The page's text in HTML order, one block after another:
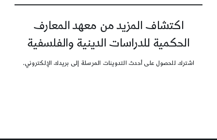
اكتشاف المزيد من معهد المعارف
الحكمية للدراسات الدينية والفلسفية
اشترك للحصول على أحدث التدوينات المرسلة إلى بريدك الإلكتروني.